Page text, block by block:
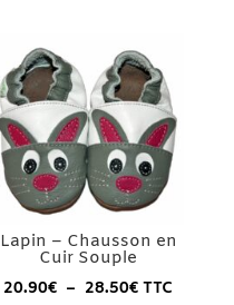
Lapin – Chausson en
Cuir Souple
20.90€ – 28.50€Plage
TTC